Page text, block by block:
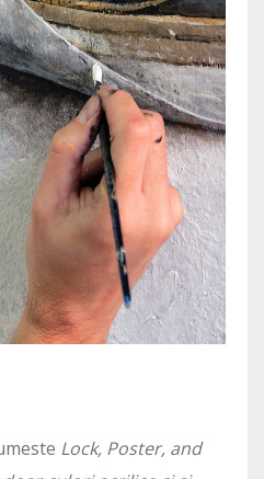
Lock, Poster, and